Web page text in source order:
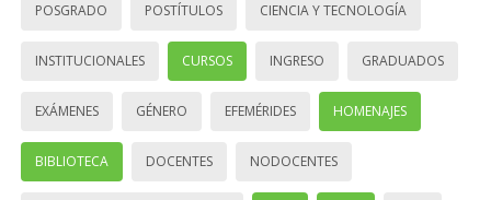
POSGRADO POSTÍTULOS CIENCIA Y TECNOLOGÍA
INSTITUCIONALES CURSOS INGRESO GRADUADOS
EXÁMENES GÉNERO EFEMÉRIDES HOMENAJES
BIBLIOTECA DOCENTES NODOCENTES